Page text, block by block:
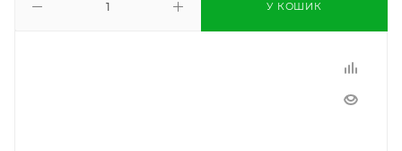
У КОШИК